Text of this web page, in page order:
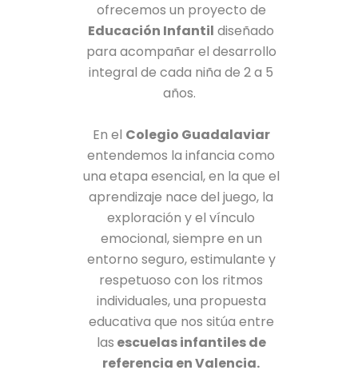
ofrecemos un proyecto de
Educación Infantil diseñado
para acompañar el desarrollo
integral de cada niña de 2 a 5
años.
En el Colegio Guadalaviar
entendemos la infancia como
una etapa esencial, en la que el
aprendizaje nace del juego, la
exploración y el vínculo
emocional, siempre en un
entorno seguro, estimulante y
respetuoso con los ritmos
individuales, una propuesta
educativa que nos sitúa entre
las escuelas infantiles de
referencia en Valencia.